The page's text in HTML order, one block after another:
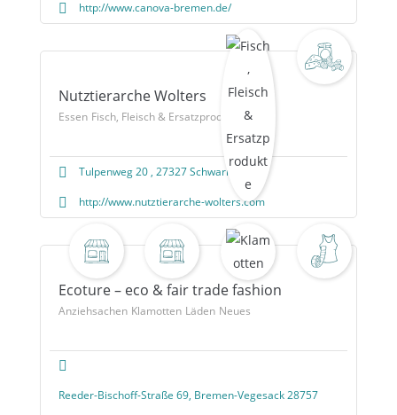
http://www.canova-bremen.de/
Nutztierarche Wolters
Essen Fisch, Fleisch & Ersatzprodukte
Tulpenweg 20 , 27327 Schwarme
http://www.nutztierarche-wolters.com
Ecoture – eco & fair trade fashion
Anziehsachen Klamotten Läden Neues
Reeder-Bischoff-Straße 69, Bremen-Vegesack 28757